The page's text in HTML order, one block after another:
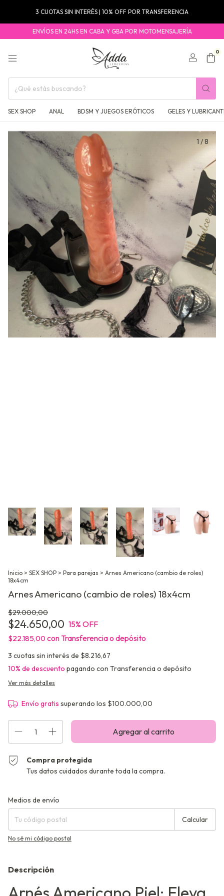
3 CUOTAS SIN INTERÉS | 10% OFF POR TRANSFERENCIA
ENVÍOS EN 24HS EN CABA Y GBA POR MOTOMENSAJERÍA
0
SEX SHOP ANAL BDSM Y JUEGOS ERÓTICOS GELES Y
1 /8
Inicio > SEX SHOP > Para parejas > Arnes Americano (cambio de roles)
18x4cm
Arnes Americano (cambio de roles) 18x4cm
$29.000,00
$24.650,00 15% OFF
$22.185,00 con Transferencia o depósito
3 cuotas sin interés de $8.216,67
10% de descuento pagando con Transferencia o depósito
Ver más detalles
Envío gratis superando los $100.000,00
Compra protegida
Tus datos cuidados durante toda la compra.
Entregas para el CP:
Medios de envío
Calcular
No sé mi código postal
Descripción